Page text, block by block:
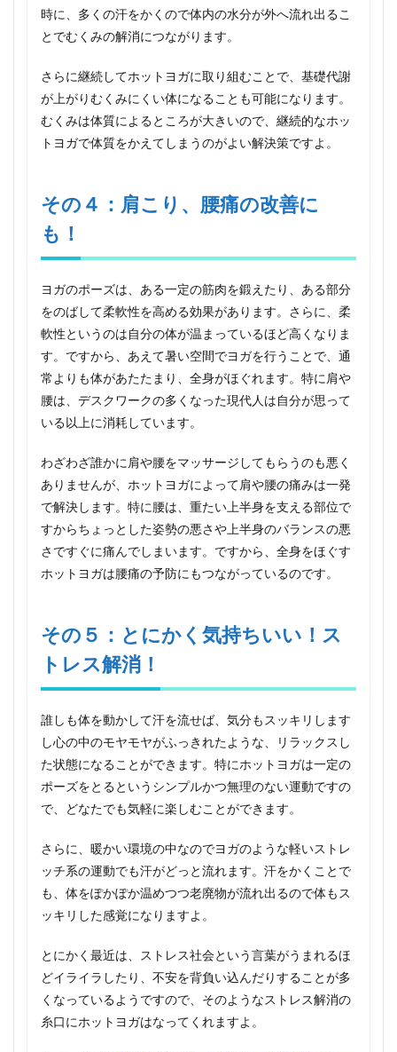
時に、多くの汗をかくので体内の水分が外へ流れ出るこ
とでむくみの解消につながります。
さらに継続してホットヨガに取り組むことで、基礎代謝
が上がりむくみにくい体になることも可能になります。
むくみは体質によるところが大きいので、継続的なホッ
トヨガで体質をかえてしまうのがよい解決策ですよ。
その４：肩こり、腰痛の改善に
も！
ヨガのポーズは、ある一定の筋肉を鍛えたり、ある部分
をのばして柔軟性を高める効果があります。さらに、柔
軟性というのは自分の体が温まっているほど高くなりま
す。ですから、あえて暑い空間でヨガを行うことで、通
常よりも体があたたまり、全身がほぐれます。特に肩や
腰は、デスクワークの多くなった現代人は自分が思って
いる以上に消耗しています。
わざわざ誰かに肩や腰をマッサージしてもらうのも悪く
ありませんが、ホットヨガによって肩や腰の痛みは一発
で解決します。特に腰は、重たい上半身を支える部位で
すからちょっとした姿勢の悪さや上半身のバランスの悪
さですぐに痛んでしまいます。ですから、全身をほぐす
ホットヨガは腰痛の予防にもつながっているのです。
その５：とにかく気持ちいい！ス
トレス解消！
誰しも体を動かして汗を流せば、気分もスッキリします
し心の中のモヤモヤがふっきれたような、リラックスし
た状態になることができます。特にホットヨガは一定の
ポーズをとるというシンプルかつ無理のない運動ですの
で、どなたでも気軽に楽しむことができます。
さらに、暖かい環境の中なのでヨガのような軽いストレ
ッチ系の運動でも汗がどっと流れます。汗をかくことで
も、体をぽかぽか温めつつ老廃物が流れ出るので体もス
ッキリした感覚になりますよ。
とにかく最近は、ストレス社会という言葉がうまれるほ
どイライラしたり、不安を背負い込んだりすることが多
くなっているようですので、そのようなストレス解消の
糸口にホットヨガはなってくれますよ。